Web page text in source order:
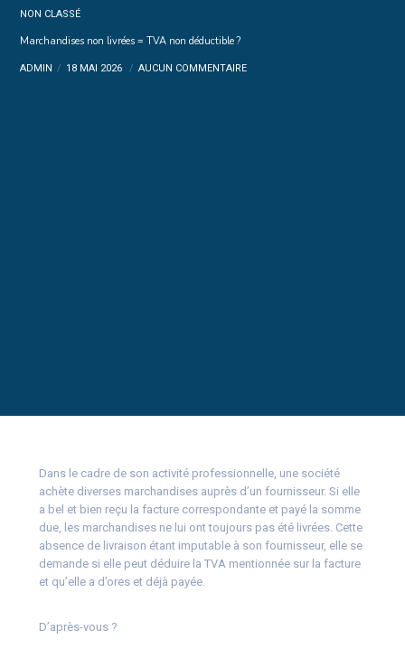
NON CLASSÉ
Marchandises non livrées = TVA non déductible ?
ADMIN 18 MAI 2026 AUCUN COMMENTAIRE
Dans le cadre de son activité professionnelle, une société
achète diverses marchandises auprès d’un fournisseur. Si elle
a bel et bien reçu la facture correspondante et payé la somme
due, les marchandises ne lui ont toujours pas été livrées. Cette
absence de livraison étant imputable à son fournisseur, elle se
demande si elle peut déduire la TVA mentionnée sur la facture
et qu’elle a d’ores et déjà payée.
D’après-vous ?